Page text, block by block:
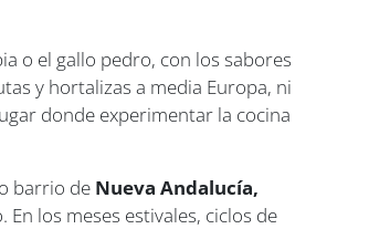
o el gallo pedro, con los sabores
y hortalizas a media Europa, ni
donde experimentar la cocina
barrio de Nueva Andalucía,
los meses estivales, ciclos de